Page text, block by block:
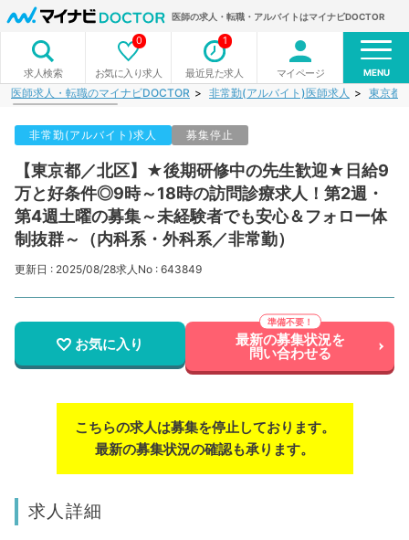
医師の求人・転職・アルバイトはマイナビDOCTOR
求人検索 お気に入り求人
0
最近見た求人
1
マイページ MENU
医師求人・転職のマイナビDOCTOR 非常勤(アルバイト)医師求人 東京都
非常勤(アルバイト)求人 募集停止
【東京都／北区】★後期研修中の先生歓迎★日給9
万と好条件◎9時～18時の訪問診療求人！第2週・
第4週土曜の募集～未経験者でも安心＆フォロー体
制抜群～（内科系・外科系／非常勤）
更新日 : 2025/08/28求人No : 643849
お気に入り 最新の募集状況を
問い合わせる
こちらの求人は募集を停止しております。
最新の募集状況の確認も承ります。
求人詳細